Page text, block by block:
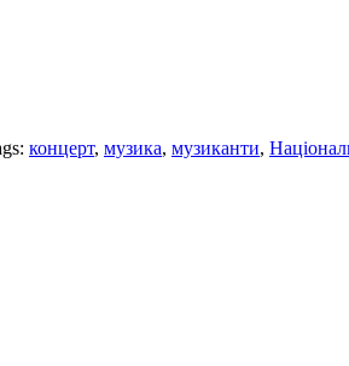
концерт, музика, музиканти,